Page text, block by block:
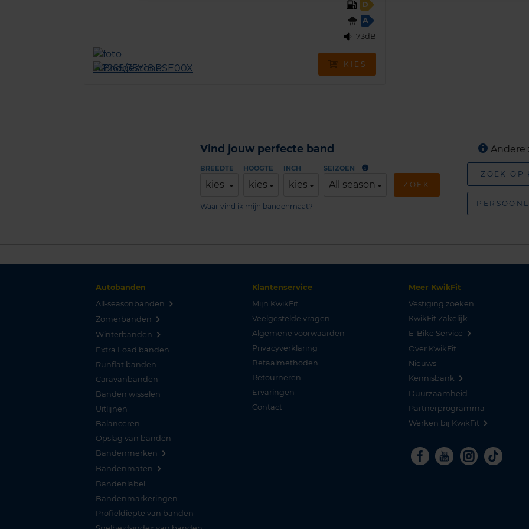
D
A
73dB
KIES
Vind jouw perfecte band
BREEDTE
kies
HOOGTE
kies
INCH
kies
SEIZOEN
All season ZOEK
Waar vind ik mijn bandenmaat?
Andere
ZOEK OP
Autobanden
All-seasonbanden
Zomerbanden
Winterbanden
Extra Load banden
Runflat banden
Caravanbanden
Banden wisselen
Uitlijnen
Balanceren
Opslag van banden
Bandenmerken
Bandenmaten
Bandenlabel
Bandenmarkeringen
Profieldiepte van banden
Klantenservice
Mijn KwikFit
Veelgestelde vragen
Algemene voorwaarden
Privacyverklaring
Betaalmethoden
Retourneren
Ervaringen
Contact
Meer KwikFit
Vestiging zoeken
KwikFit Zakelijk
E-Bike Service
Over KwikFit
Nieuws
Kennisbank
Duurzaamheid
Partnerprogramma
Werken bij KwikFit
Facebook
Youtube